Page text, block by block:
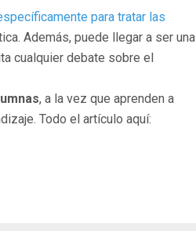
para tratar las
Además, puede llegar a ser una
cualquier debate sobre el
, a la vez que aprenden a
Todo el artículo aquí: